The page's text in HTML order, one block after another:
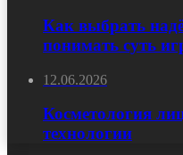
Как выбрать
понимать суть
12.06.2026
Косметология
технологии